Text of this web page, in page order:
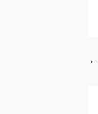
←